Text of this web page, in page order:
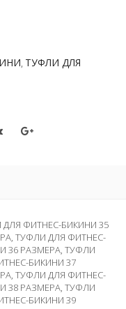
ТУФЛИ ДЛЯ
ФИТНЕС-БИКИНИ 35
, ТУФЛИ ДЛЯ ФИТНЕС-
36 РАЗМЕРА, ТУФЛИ
БИКИНИ 37
, ТУФЛИ ДЛЯ ФИТНЕС-
38 РАЗМЕРА, ТУФЛИ
БИКИНИ 39